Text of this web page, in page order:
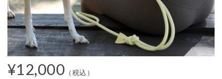
¥12,000 （税込）